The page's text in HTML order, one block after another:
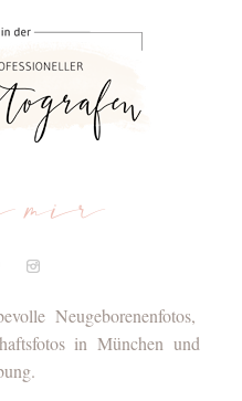
mir
Neugeborenenfotos,
in München und